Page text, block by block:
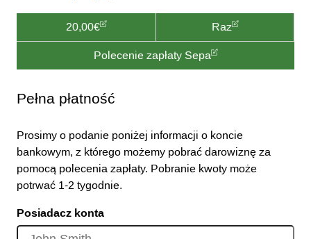
20,00€ Raz
Polecenie zapłaty Sepa
Pełna płatność
Prosimy o podanie poniżej informacji o koncie
bankowym, z którego możemy pobrać darowiznę za
pomocą polecenia zapłaty. Pobranie kwoty może
potrwać 1-2 tygodnie.
Posiadacz konta